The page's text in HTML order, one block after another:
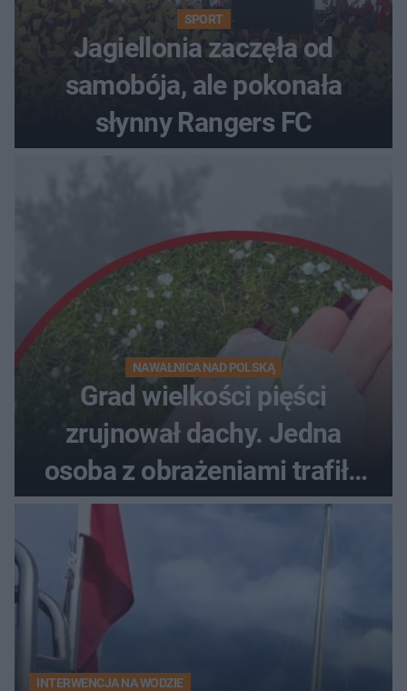
SPORT
Jagiellonia zaczęła od
samobója, ale pokonała
słynny Rangers FC
NAWAŁNICA NAD POLSKĄ
Grad wielkości pięści
zrujnował dachy. Jedna
osoba z obrażeniami trafiła
do szpitala
INTERWENCJA NA WODZIE